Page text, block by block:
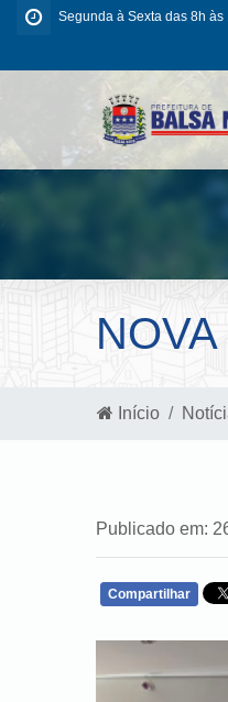
Segunda à Sexta das 8h às
Início
Publicado em:
Compartilhar